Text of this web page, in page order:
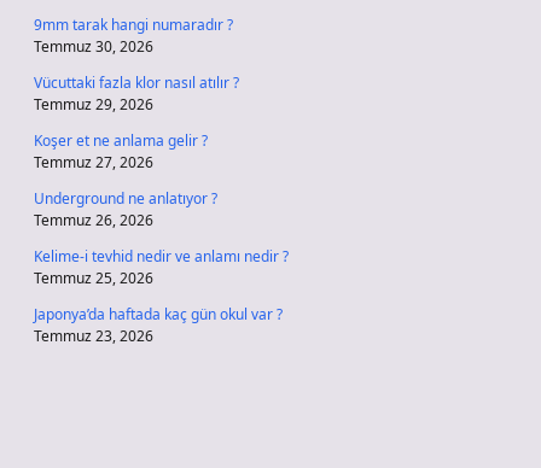
9mm tarak hangi numaradır ?
Temmuz 30, 2026
Vücuttaki fazla klor nasıl atılır ?
Temmuz 29, 2026
Koşer et ne anlama gelir ?
Temmuz 27, 2026
Underground ne anlatıyor ?
Temmuz 26, 2026
Kelime-i tevhid nedir ve anlamı nedir ?
Temmuz 25, 2026
Japonya’da haftada kaç gün okul var ?
Temmuz 23, 2026